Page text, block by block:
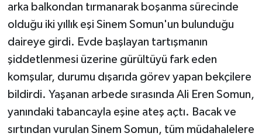
arka balkondan tırmanarak boşanma sürecinde
olduğu iki yıllık eşi Sinem Somun'un bulunduğu
daireye girdi. Evde başlayan tartışmanın
şiddetlenmesi üzerine gürültüyü fark eden
komşular, durumu dışarıda görev yapan bekçilere
bildirdi. Yaşanan arbede sırasında Ali Eren Somun,
yanındaki tabancayla eşine ateş açtı. Bacak ve
sırtından vurulan Sinem Somun, tüm müdahalelere